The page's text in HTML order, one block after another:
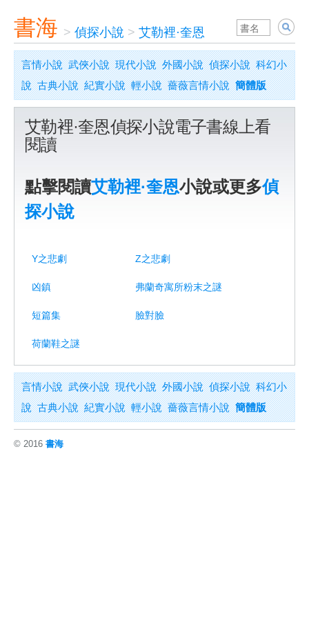
書海 > 偵探小說 > 艾勒裡·奎恩
言情小說 武俠小說 現代小說 外國小說 偵探小說 科幻小
說 古典小說 紀實小說 輕小說 薔薇言情小說 簡體版
艾勒裡·奎恩偵探小說電子書線上看
閱讀
點擊閱讀艾勒裡·奎恩小說或更多偵
探小說
Y之悲劇 Z之悲劇
凶鎮 弗蘭奇寓所粉末之謎
短篇集 臉對臉
荷蘭鞋之謎
言情小說 武俠小說 現代小說 外國小說 偵探小說 科幻小
說 古典小說 紀實小說 輕小說 薔薇言情小說 簡體版
© 2016 書海